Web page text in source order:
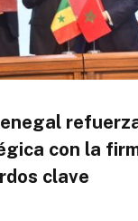
con la
clave